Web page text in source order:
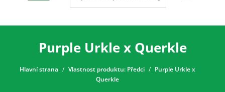
Purple Urkle x Querkle
Hlavní strana Vlastnost produktu: Předci
Purple Urkle x
Querkle